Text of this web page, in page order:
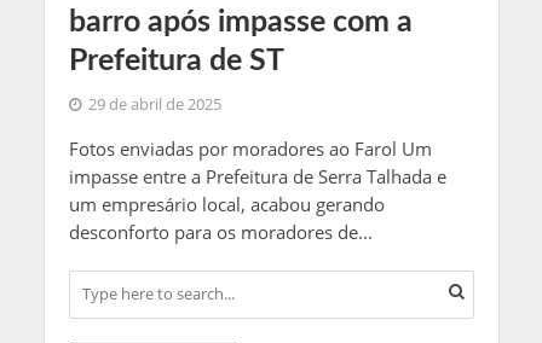
barro após impasse com a
Prefeitura de ST
29 de abril de 2025
Fotos enviadas por moradores ao Farol Um
impasse entre a Prefeitura de Serra Talhada e
um empresário local, acabou gerando
desconforto para os moradores de...